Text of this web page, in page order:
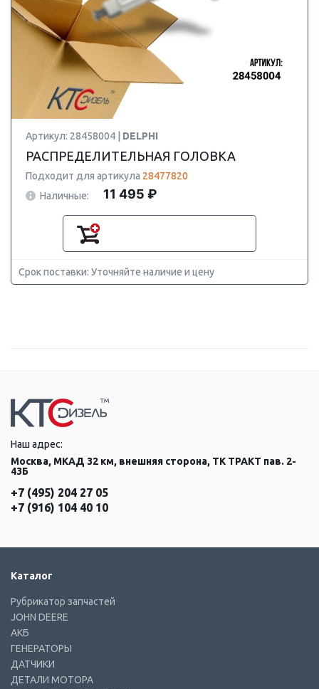
Артикул: 28458004 | DELPHI
РАСПРЕДЕЛИТЕЛЬНАЯ ГОЛОВКА
Подходит для артикула 28477820
Наличные:
11 495 ₽
Срок поставки: Уточняйте наличие и цену
Наш адрес:
Москва, МКАД 32 км, внешняя сторона, ТК ТРАКТ пав. 2-
43Б
+7 (495) 204 27 05
+7 (916) 104 40 10
Каталог
Рубрикатор запчастей
JOHN DEERE
АКБ
ГЕНЕРАТОРЫ
ДАТЧИКИ
ДЕТАЛИ МОТОРА